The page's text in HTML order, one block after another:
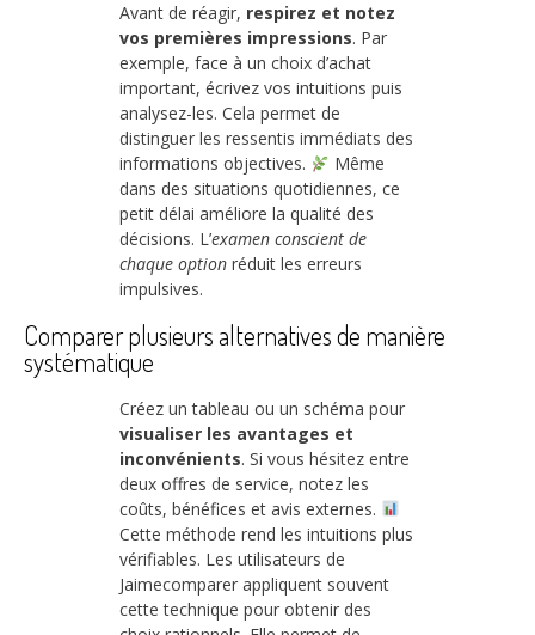
Avant de réagir, respirez et notez
vos premières impressions. Par
exemple, face à un choix d’achat
important, écrivez vos intuitions puis
analysez-les. Cela permet de
distinguer les ressentis immédiats des
informations objectives.
Même
dans des situations quotidiennes, ce
petit délai améliore la qualité des
décisions. L’examen conscient de
chaque option réduit les erreurs
impulsives.
Comparer plusieurs alternatives de manière
systématique
Créez un tableau ou un schéma pour
visualiser les avantages et
inconvénients. Si vous hésitez entre
deux offres de service, notez les
coûts, bénéfices et avis externes.
Cette méthode rend les intuitions plus
vérifiables. Les utilisateurs de
Jaimecomparer appliquent souvent
cette technique pour obtenir des